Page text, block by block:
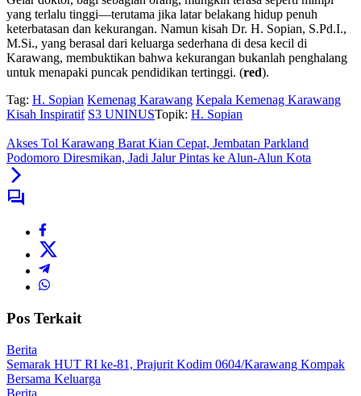
yang terlalu tinggi—terutama jika latar belakang hidup penuh
keterbatasan dan kekurangan. Namun kisah Dr. H. Sopian, S.Pd.I.,
M.Si., yang berasal dari keluarga sederhana di desa kecil di
Karawang, membuktikan bahwa kekurangan bukanlah penghalang
untuk menapaki puncak pendidikan tertinggi. (red).
Tag: H. Sopian Kemenag Karawang Kepala Kemenag Karawang
Kisah Inspiratif S3 UNINUSTopik: H. Sopian
Akses Tol Karawang Barat Kian Cepat, Jembatan Parkland
Podomoro Diresmikan, Jadi Jalur Pintas ke Alun-Alun Kota
Pos Terkait
Berita
Semarak HUT RI ke-81, Prajurit Kodim 0604/Karawang Kompak
Bersama Keluarga
Berita